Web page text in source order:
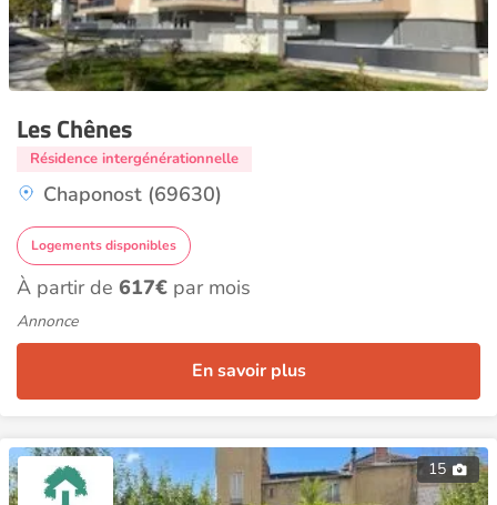
Les Chênes
Résidence intergénérationnelle
Chaponost (69630)
Logements disponibles
À partir de 617€ par mois
Annonce
En savoir plus
15